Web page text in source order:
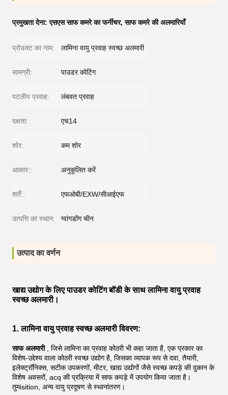
प्रमुखता देना:एसएस साफ कमरे का फर्नीचर,साफ कमरे की अलमारियाँ
प्रोडक्ट का नाम: लामिना वायु प्रवाह स्वच्छ अलमारी
सामग्री: पाउडर कोटिंग
पटलीय प्रवाह: लंबवत प्रवाह
दक्षता: एच14
शोर: कम शोर
आकार:: अनुकूलित करें
शर्तें:: एफओबी/EXW/सीआईएफ
उत्पत्ति का स्थान: ग्वांगडोंग चीन
उत्पाद का वर्णन
खाद्य उद्योग के लिए पाउडर कोटिंग बॉडी के साथ लामिना वायु प्रवाह
स्वच्छ अलमारी।
1. लामिना वायु प्रवाह स्वच्छ अलमारी विवरण:
साफ अलमारी, जिसे लामिना का प्रवाह कोठरी भी कहा जाता है, एक प्रकार का
विशेष-उद्देश्य वाला कोठरी स्वच्छ उद्योग है, जिसका व्यापक रूप से दवा, तैयारी,
इलेक्ट्रॉनिक्स, सटीक उपकरणों, मीटर, खाद्य उद्योगों जैसे स्वच्छ कपड़े की दुकान के
विशेष अवसरों, acq की प्रक्रिया में साफ कपड़े में उपयोग किया जाता है।
तुमisition, अन्य वायु प्रदूषण से स्थानांतरण।